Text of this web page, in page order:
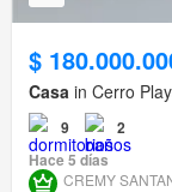
$
Casa in Cerro
9
2
Hace 5 días
CREMY